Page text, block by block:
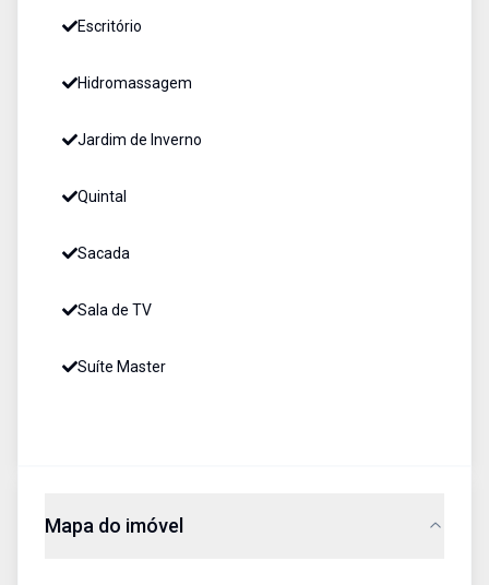
Escritório
Hidromassagem
Jardim de Inverno
Quintal
Sacada
Sala de TV
Suíte Master
Mapa do imóvel